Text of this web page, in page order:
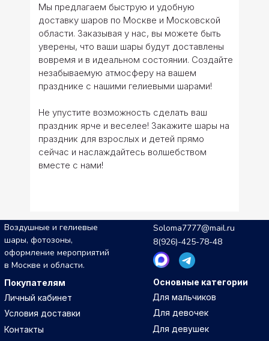
Мы предлагаем быструю и удобную
доставку шаров по Москве и Московской
области. Заказывая у нас, вы можете быть
уверены, что ваши шары будут доставлены
вовремя и в идеальном состоянии. Создайте
незабываемую атмосферу на вашем
празднике с нашими гелиевыми шарами!
Не упустите возможность сделать ваш
праздник ярче и веселее! Закажите шары на
праздник для взрослых и детей прямо
сейчас и наслаждайтесь волшебством
вместе с нами!
Soloma7777@mail.ru
Воздушные и гелиевые
шары, фотозоны,
оформление мероприятий
в Москве и области.
8(926)-425-78-48
Основные категории
Для девушек
Для мальчиков
Для девочек
Покупателям
Контакты
Личный кабинет
Условия доставки